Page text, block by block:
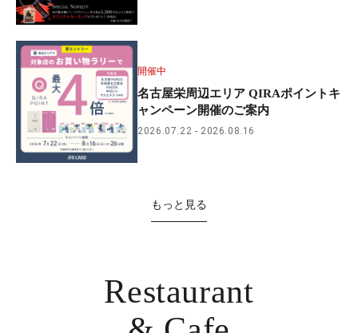
開催中
名古屋栄周辺エリア QIRAポイントキ
ャンペーン開催のご案内
2026.07.22 2026.08.16
もっと見る
Restaurant